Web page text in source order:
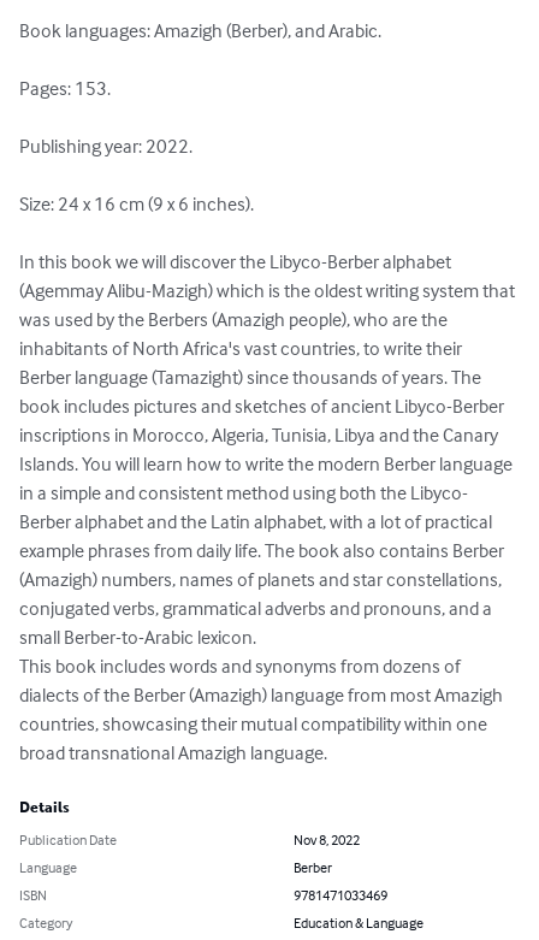
Book languages: Amazigh (Berber), and Arabic.
Pages: 153.
Publishing year: 2022.
Size: 24 x 16 cm (9 x 6 inches).
In this book we will discover the Libyco-Berber alphabet
(Agemmay Alibu-Mazigh) which is the oldest writing system that
was used by the Berbers (Amazigh people), who are the
inhabitants of North Africa's vast countries, to write their
Berber language (Tamazight) since thousands of years. The
book includes pictures and sketches of ancient Libyco-Berber
inscriptions in Morocco, Algeria, Tunisia, Libya and the Canary
Islands. You will learn how to write the modern Berber language
in a simple and consistent method using both the Libyco-
Berber alphabet and the Latin alphabet, with a lot of practical
example phrases from daily life. The book also contains Berber
(Amazigh) numbers, names of planets and star constellations,
conjugated verbs, grammatical adverbs and pronouns, and a
small Berber-to-Arabic lexicon.
This book includes words and synonyms from dozens of
dialects of the Berber (Amazigh) language from most Amazigh
countries, showcasing their mutual compatibility within one
broad transnational Amazigh language.
Details
Publication Date
Nov 8, 2022
Language
Berber
ISBN
9781471033469
Category
Education & Language